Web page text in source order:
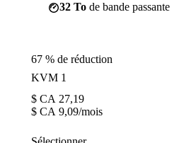
32 To de bande passante
67 % de réduction
KVM 1
$ CA 27,19
$ CA 9,09/mois